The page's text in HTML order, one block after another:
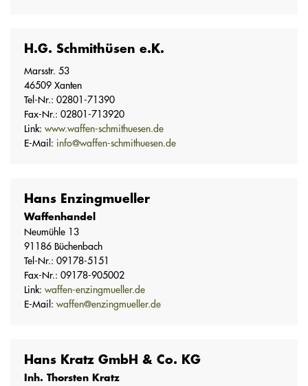
H.G. Schmithüsen e.K.
Marsstr. 53
46509 Xanten
Tel-Nr.: 02801-71390
Fax-Nr.: 02801-713920
Link: www.waffen-schmithuesen.de
E-Mail: info@waffen-schmithuesen.de
Hans Enzingmueller
Waffenhandel
Neumühle 13
91186 Büchenbach
Tel-Nr.: 09178-5151
Fax-Nr.: 09178-905002
Link: waffen-enzingmueller.de
E-Mail: waffen@enzingmueller.de
Hans Kratz GmbH & Co. KG
Inh. Thorsten Kratz